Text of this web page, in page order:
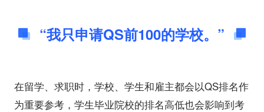
“我只申请QS前100的学校。”
在留学、求职时，学校、学生和雇主都会以QS排名作
为重要参考，学生毕业院校的排名高低也会影响到考